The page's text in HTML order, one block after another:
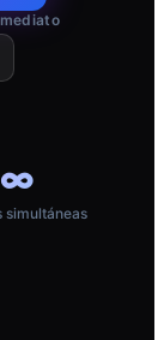
∞
simultáneas